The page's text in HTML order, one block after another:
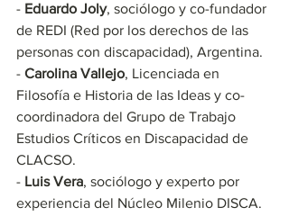
- Eduardo Joly, sociólogo y co-fundador
de REDI (Red por los derechos de las
personas con discapacidad), Argentina.
- Carolina Vallejo, Licenciada en
Filosofía e Historia de las Ideas y co-
coordinadora del Grupo de Trabajo
Estudios Críticos en Discapacidad de
CLACSO.
- Luis Vera, sociólogo y experto por
experiencia del Núcleo Milenio DISCA.